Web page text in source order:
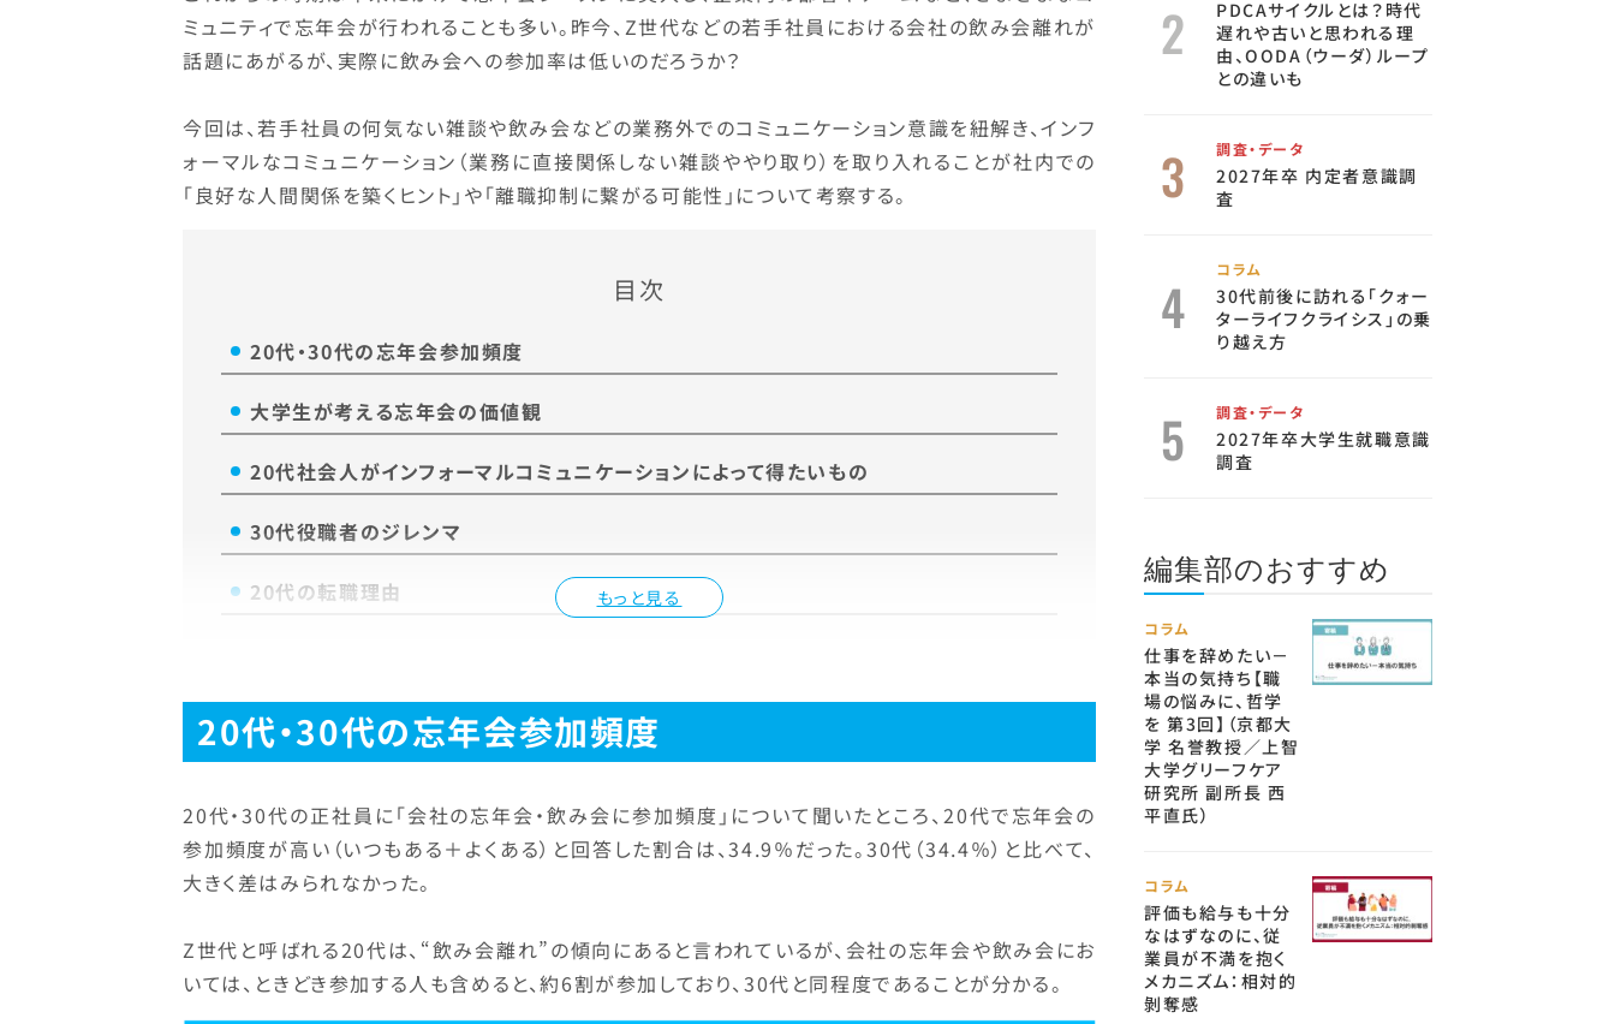
ミュニティで忘年会が行われることも多い。昨今、Z世代などの若手社員における会社の飲み会離れが
話題にあがるが、実際に飲み会への参加率は低いのだろうか？
今回は、若手社員の何気ない雑談や飲み会などの業務外でのコミュニケーション意識を紐解き、インフ
ォーマルなコミュニケーション（業務に直接関係しない雑談ややり取り）を取り入れることが社内での
「良好な人間関係を築くヒント」や「離職抑制に繋がる可能性」について考察する。
目次
もっと見る
20代・30代の忘年会参加頻度
大学生が考える忘年会の価値観
20代社会人がインフォーマルコミュニケーションによって得たいもの
30代役職者のジレンマ
20代の転職理由
20代・30代の忘年会参加頻度
20代・30代の正社員に「会社の忘年会・飲み会に参加頻度」について聞いたところ、20代で忘年会の
参加頻度が高い（いつもある＋よくある）と回答した割合は、34.9％だった。30代（34.4％）と比べて、
大きく差はみられなかった。
Z世代と呼ばれる20代は、“飲み会離れ”の傾向にあると言われているが、会社の忘年会や飲み会にお
いては、ときどき参加する人も含めると、約6割が参加しており、30代と同程度であることが分かる。
PDCAサイクルとは？時代
遅れや古いと思われる理
由、OODA（ウーダ）ループ
との違いも
調査・データ
2027年卒 内定者意識調
査
コラム
30代前後に訪れる「クォー
ターライフクライシス」の乗
り越え方
調査・データ
2027年卒大学生就職意識
調査
編集部のおすすめ
コラム
仕事を辞めたい－
本当の気持ち【職
場の悩みに、哲学
を 第3回】（京都大
学 名誉教授／上智
大学グリーフケア
研究所 副所長 西
平直氏）
コラム
評価も給与も十分
なはずなのに、従
業員が不満を抱く
メカニズム：相対的
剝奪感